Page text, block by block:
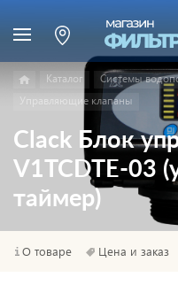
Каталог
Системы
Управляющие клапаны
Clack Блок
V1TCDTE-03
таймер)
О товаре Цена и заказ